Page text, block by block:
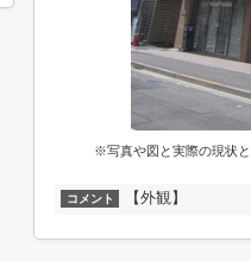
※写真や図と実際の現状
コメント 【外観】